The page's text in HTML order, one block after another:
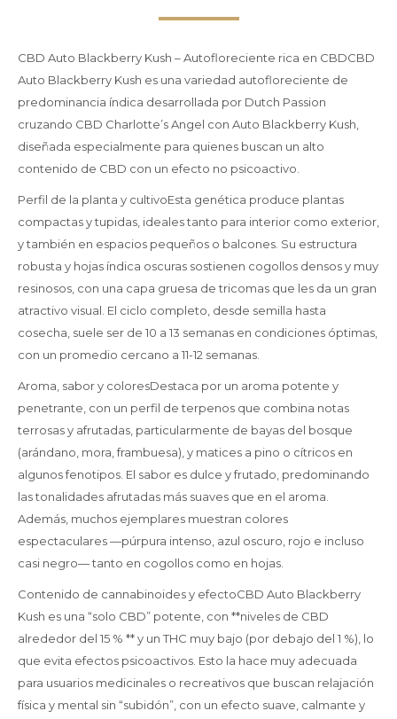
CBD Auto Blackberry Kush – Autofloreciente rica en CBDCBD
Auto Blackberry Kush es una variedad autofloreciente de
predominancia índica desarrollada por Dutch Passion
cruzando CBD Charlotte’s Angel con Auto Blackberry Kush,
diseñada especialmente para quienes buscan un alto
contenido de CBD con un efecto no psicoactivo.
Perfil de la planta y cultivoEsta genética produce plantas
compactas y tupidas, ideales tanto para interior como exterior,
y también en espacios pequeños o balcones. Su estructura
robusta y hojas índica oscuras sostienen cogollos densos y muy
resinosos, con una capa gruesa de tricomas que les da un gran
atractivo visual. El ciclo completo, desde semilla hasta
cosecha, suele ser de 10 a 13 semanas en condiciones óptimas,
con un promedio cercano a 11-12 semanas.
Aroma, sabor y coloresDestaca por un aroma potente y
penetrante, con un perfil de terpenos que combina notas
terrosas y afrutadas, particularmente de bayas del bosque
(arándano, mora, frambuesa), y matices a pino o cítricos en
algunos fenotipos. El sabor es dulce y frutado, predominando
las tonalidades afrutadas más suaves que en el aroma.
Además, muchos ejemplares muestran colores
espectaculares —púrpura intenso, azul oscuro, rojo e incluso
casi negro— tanto en cogollos como en hojas.
Contenido de cannabinoides y efectoCBD Auto Blackberry
Kush es una “solo CBD” potente, con **niveles de CBD
alrededor del 15 % ** y un THC muy bajo (por debajo del 1 %), lo
que evita efectos psicoactivos. Esto la hace muy adecuada
para usuarios medicinales o recreativos que buscan relajación
física y mental sin “subidón”, con un efecto suave, calmante y